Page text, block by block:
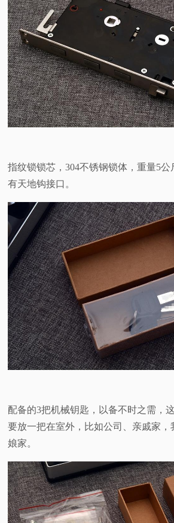
指纹锁锁芯，304不锈钢锁体，重量5
有天地钩接口。
配备的3把机械钥匙，以备不时之需，
要放一把在室外，比如公司、亲戚家
娘家。